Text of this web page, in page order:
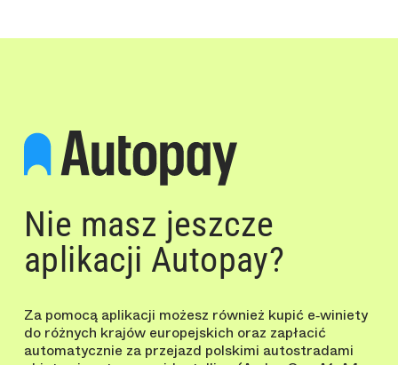
Nie masz jeszcze
aplikacji Autopay?
Za pomocą aplikacji możesz również kupić e‑winiety
do różnych krajów europejskich oraz zapłacić
automatycznie za przejazd polskimi autostradami